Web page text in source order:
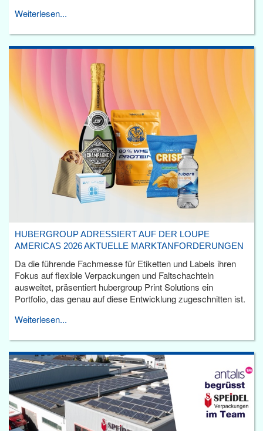
Weiterlesen...
HUBERGROUP ADRESSIERT AUF DER LOUPE
AMERICAS 2026 AKTUELLE MARKTANFORDERUNGEN
Da die führende Fachmesse für Etiketten und Labels ihren
Fokus auf flexible Verpackungen und Faltschachteln
ausweitet, präsentiert hubergroup Print Solutions ein
Portfolio, das genau auf diese Entwicklung zugeschnitten ist.
Weiterlesen...